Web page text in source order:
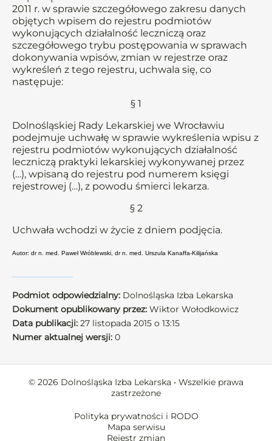
2011 r. w sprawie szczegółowego zakresu danych
objętych wpisem do rejestru podmiotów
wykonujących działalność leczniczą oraz
szczegółowego trybu postępowania w sprawach
dokonywania wpisów, zmian w rejestrze oraz
wykreśleń z tego rejestru, uchwala się, co
następuje:
§ 1
Dolnośląskiej Rady Lekarskiej we Wrocławiu
podejmuje uchwałę w sprawie wykreślenia wpisu z
rejestru podmiotów wykonujących działalność
leczniczą praktyki lekarskiej wykonywanej przez
(…), wpisaną do rejestru pod numerem księgi
rejestrowej (…), z powodu śmierci lekarza.
§ 2
Uchwała wchodzi w życie z dniem podjęcia.
Autor: dr n. med. Paweł Wróblewski, dr n. med. Urszula Kanaffa-Kilijańska
Podmiot odpowiedzialny: Dolnośląska Izba Lekarska
Dokument opublikowany przez: Wiktor Wołodkowicz
Data publikacji: 27 listopada 2015 o 13:15
Numer aktualnej wersji: 0
© 2026 Dolnośląska Izba Lekarska • Wszelkie prawa
zastrzeżone
Polityka prywatności i RODO
Mapa serwisu
Rejestr zmian